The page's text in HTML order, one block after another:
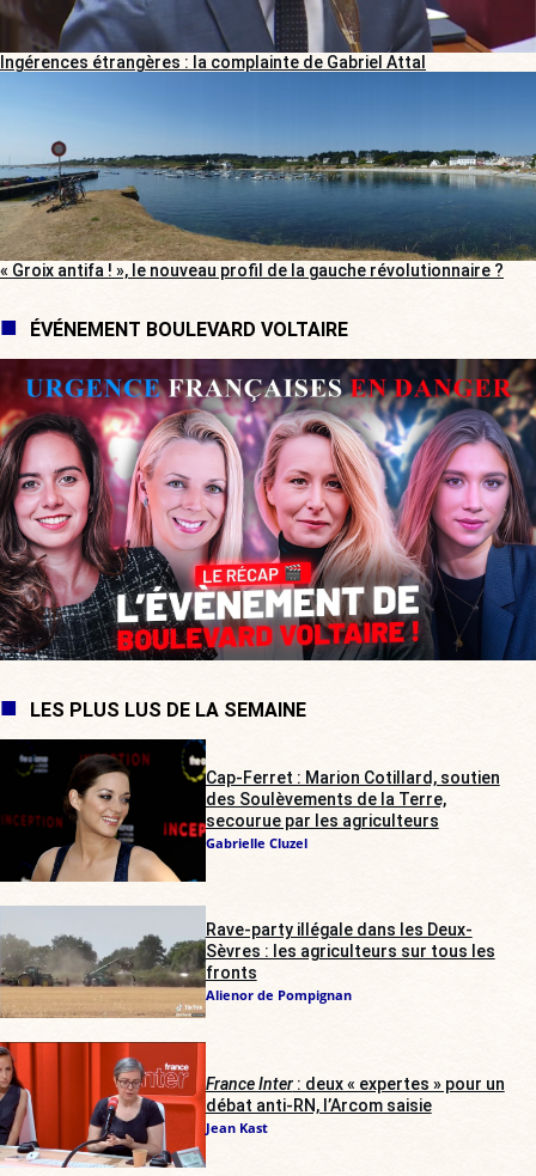
Ingérences étrangères : la complainte de Gabriel Attal
« Groix antifa ! », le nouveau profil de la gauche révolutionnaire ?
ÉVÉNEMENT BOULEVARD VOLTAIRE
LES PLUS LUS DE LA SEMAINE
Cap-Ferret : Marion Cotillard, soutien
des Soulèvements de la Terre,
secourue par les agriculteurs
Gabrielle Cluzel
Rave-party illégale dans les Deux-
Sèvres : les agriculteurs sur tous les
fronts
Alienor de Pompignan
France Inter: deux « expertes » pour un
débat anti-RN, l’Arcom saisie
Jean Kast